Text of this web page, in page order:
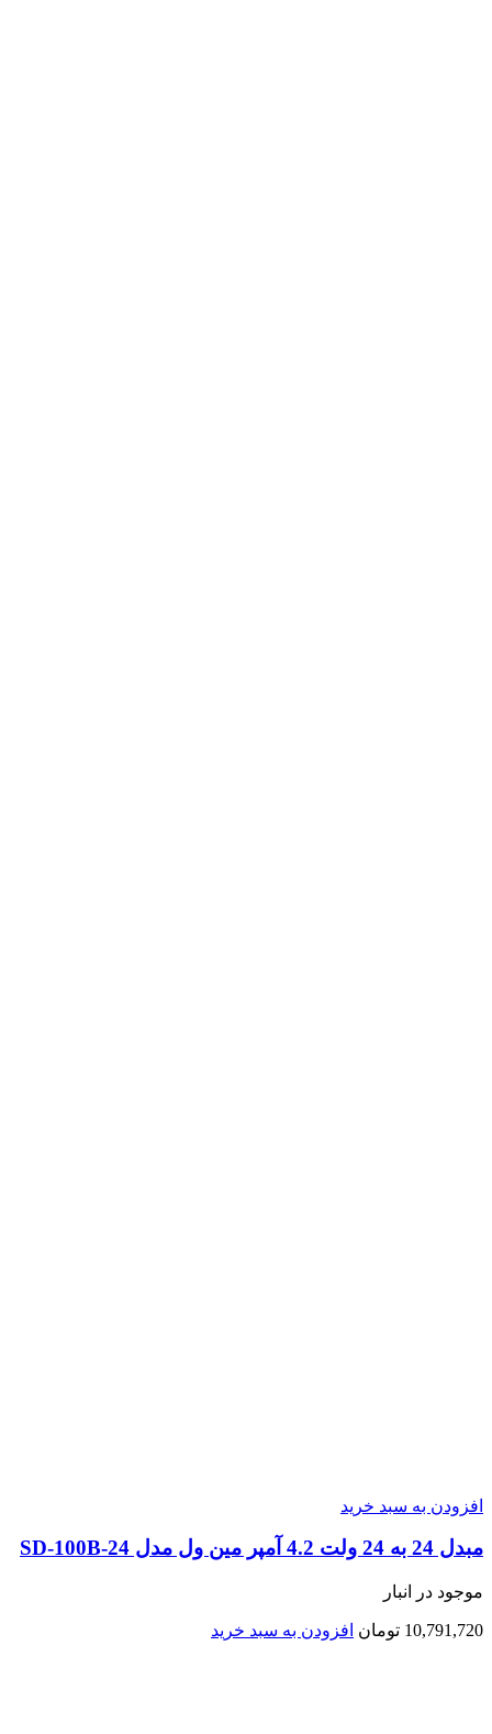
افزودن به سبد خرید
مبدل 24 به 24 ولت 4.2 آمپر مین ول مدل SD-100B-24
موجود در انبار
10,791,720 تومان افزودن به سبد خرید